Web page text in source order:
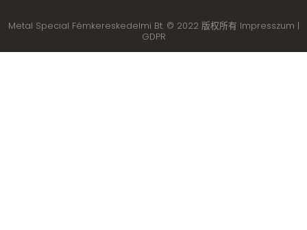
Metal Special Fémkereskedelmi Bt. © 2022 版权所有 Impresszum |
GDPR